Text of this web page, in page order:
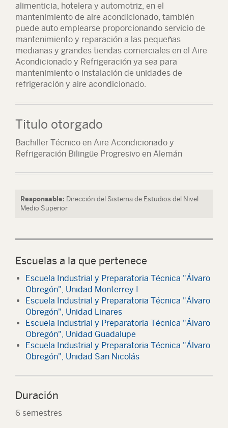
alimenticia, hotelera y automotriz, en el
mantenimiento de aire acondicionado, también
puede auto emplearse proporcionando servicio de
mantenimiento y reparación a las pequeñas
medianas y grandes tiendas comerciales en el Aire
Acondicionado y Refrigeración ya sea para
mantenimiento o instalación de unidades de
refrigeración y aire acondicionado.
Titulo otorgado
Bachiller Técnico en Aire Acondicionado y
Refrigeración Bilingüe Progresivo en Alemán
Responsable: Dirección del Sistema de Estudios del Nivel
Medio Superior
Escuelas a la que pertenece
Escuela Industrial y Preparatoria Técnica "Álvaro
Obregón", Unidad Monterrey I
Escuela Industrial y Preparatoria Técnica "Álvaro
Obregón", Unidad Linares
Escuela Industrial y Preparatoria Técnica "Álvaro
Obregón", Unidad Guadalupe
Escuela Industrial y Preparatoria Técnica "Álvaro
Obregón", Unidad San Nicolás
Duración
6 semestres